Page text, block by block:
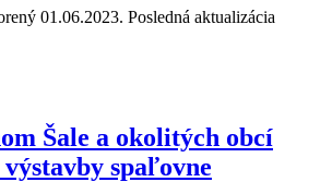
01.06.2023. Posledná aktualizácia
Šale a okolitých obcí
spaľovne